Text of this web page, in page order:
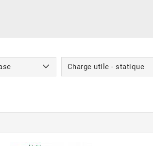
Charge utile - statique